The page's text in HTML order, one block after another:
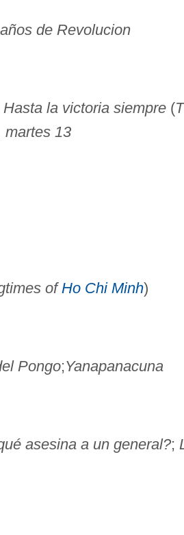
de Revolucion
Hasta la victoria siempre(
martes 13
ofHo Chi Minh)
Pongo;Yanapanacuna
asesina a un general?;